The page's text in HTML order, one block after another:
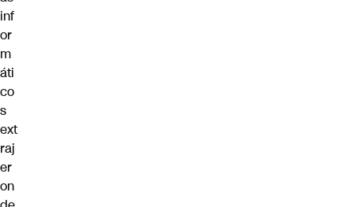
inf
or
m
áti
co
s
ext
raj
er
on